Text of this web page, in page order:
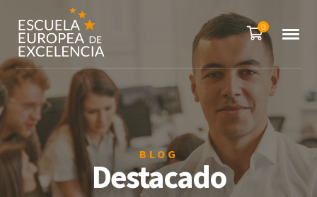
0
BLOG
Destacado